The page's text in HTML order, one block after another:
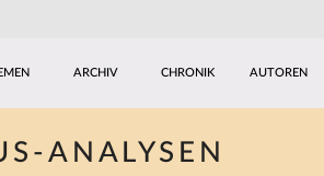
ARCHIV CHRONIK AUTOREN
ANALYSEN